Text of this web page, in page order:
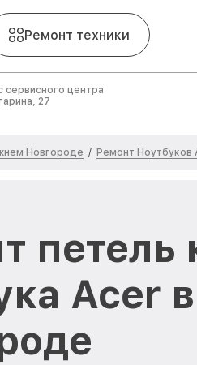
Ремонт техники
сервисного центра
27
Новгороде / Ремонт Ноутбуков
Acer